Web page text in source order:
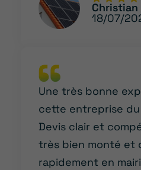
Christian
18/07/
Une très bonne
cette entreprise
Devis clair et
très bien monté et
rapidement en